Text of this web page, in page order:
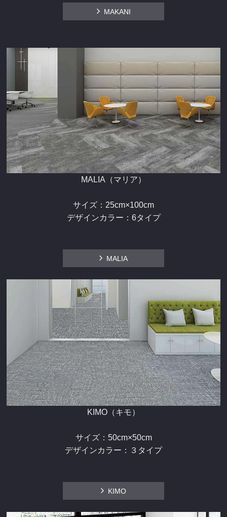
MAKANI
MALIA（マリア）
サイズ：25cm×100cm
デザインカラー：6タイプ
MALIA
KIMO（キモ）
サイズ：50cm×50cm
デザインカラー：３タイプ
KIMO